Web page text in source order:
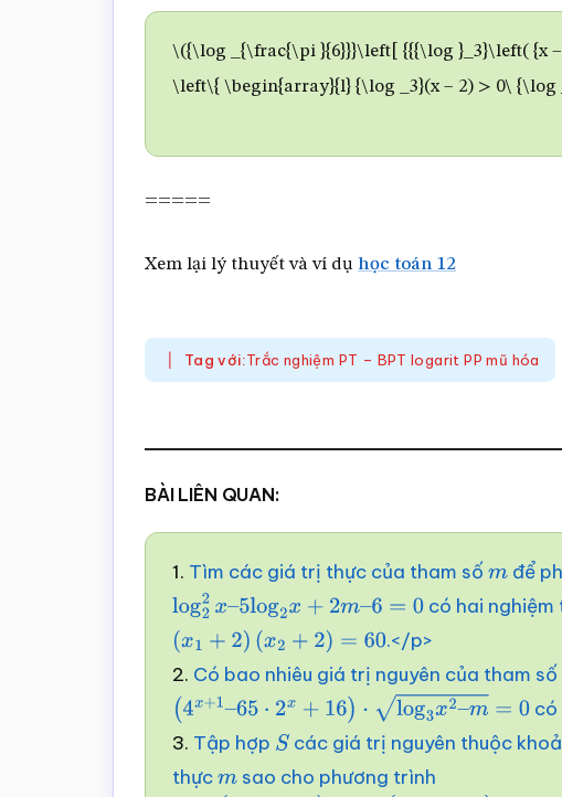
\({\log _{\frac{\pi }{6}}}\left[ {{{\log }_3}\left(
\left\{ \begin{array}{l} {\log _3}(x – 2) > 0\ {\log
=====
Xem lại lý thuyết và ví dụ học toán 12
Tag với:Trắc nghiệm PT – BPT logarit PP mũ hóa
BÀI LIÊN QUAN:
1. Tìm các giá trị thực của tham số mđể
log2 2x–5log2 x+ 2m–6=0 có hai nghiệm
(x1+2) (x 2+2 )= 60
.</p>
2. Có bao nhiêu giá trị nguyên của tham số
(4x + 1–65 ⋅2x+ 16 )⋅log3 x2–m=0 có
3. Tập hợp S các giá trị nguyên thuộc
thựcmsao cho phương trình